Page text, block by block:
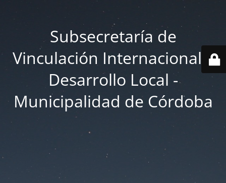
Subsecretaría de
Vinculación Internacional y
Desarrollo Local -
Municipalidad de Córdoba